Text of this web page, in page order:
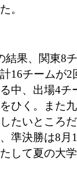
。
果、関東8
16チームが
中、出場4チ
ひく。また
たいところ
準決勝は8
して夏の大